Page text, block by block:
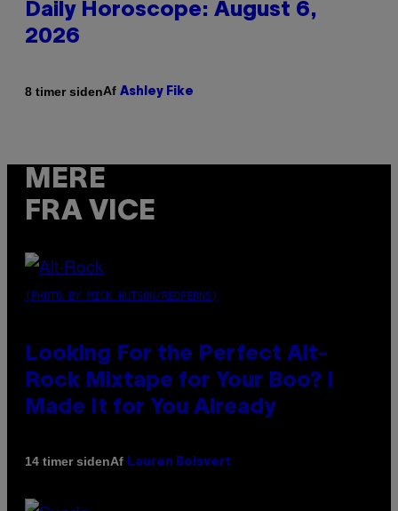
Daily Horoscope: August 6,
2026
8 timer sidenAf Ashley Fike
MERE
FRA VICE
(PHOTO BY MICK HUTSON/REDFERNS)
Looking For the Perfect Alt-
Rock Mixtape for Your Boo? I
Made It for You Already
14 timer sidenAf Lauren Boisvert